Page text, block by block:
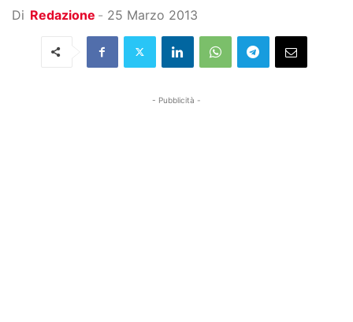
Di Redazione - 25 Marzo 2013
- Pubblicità -